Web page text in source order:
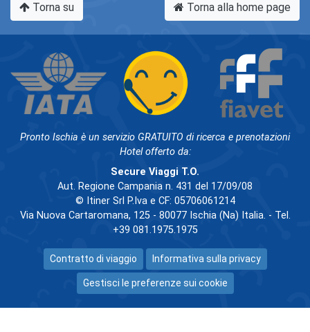
Torna su Torna alla home page
Pronto Ischia è un servizio GRATUITO di ricerca e prenotazioni
Hotel offerto da:
Secure Viaggi T.O.
Aut. Regione Campania n. 431 del 17/09/08
© Itiner Srl P.Iva e CF: 05706061214
Via Nuova Cartaromana, 125 - 80077 Ischia (Na) Italia. - Tel.
+39 081.1975.1975
Contratto di viaggio Informativa sulla privacy
Gestisci le preferenze sui cookie